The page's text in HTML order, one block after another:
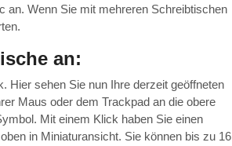
an. Wenn Sie mit mehreren Schreibtischen
an:
Hier sehen Sie nun Ihre derzeit geöffneten
Maus oder dem Trackpad an die obere
Mit einem Klick haben Sie einen
in Miniaturansicht. Sie können bis zu 16